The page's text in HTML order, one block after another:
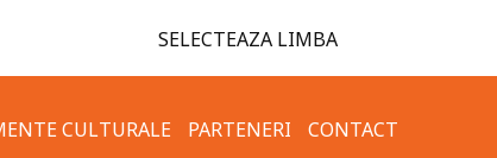
SELECTEAZA LIMBA
CULTURALE PARTENERI CONTACT